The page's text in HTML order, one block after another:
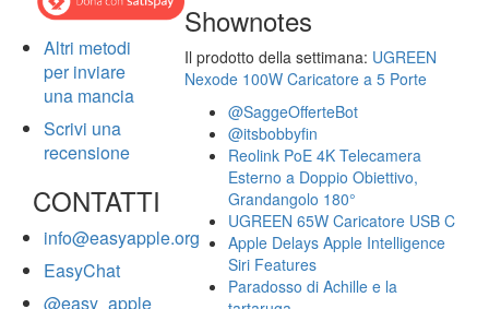
Altri metodi
per inviare
una mancia
Scrivi una
recensione
CONTATTI
info@easyapple.org
EasyChat
@easy_apple
Shownotes
Il prodotto della settimana: UGREEN
Nexode 100W Caricatore a 5 Porte
@SaggeOfferteBot
@itsbobbyfin
Reolink PoE 4K Telecamera
Esterno a Doppio Obiettivo,
Grandangolo 180°
UGREEN 65W Caricatore USB C
Apple Delays Apple Intelligence
Siri Features
Paradosso di Achille e la